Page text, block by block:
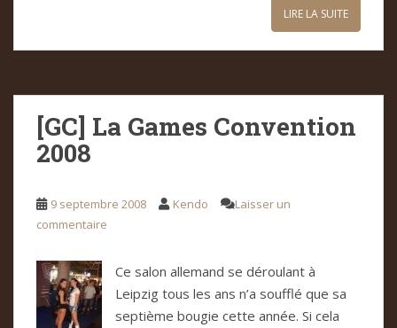
LIRE LA SUITE
[GC] La Games Convention
2008
9 septembre 2008 Kendo
Laisser un
commentaire
Ce salon allemand se déroulant à
Leipzig tous les ans n’a soufflé que sa
septième bougie cette année. Si cela